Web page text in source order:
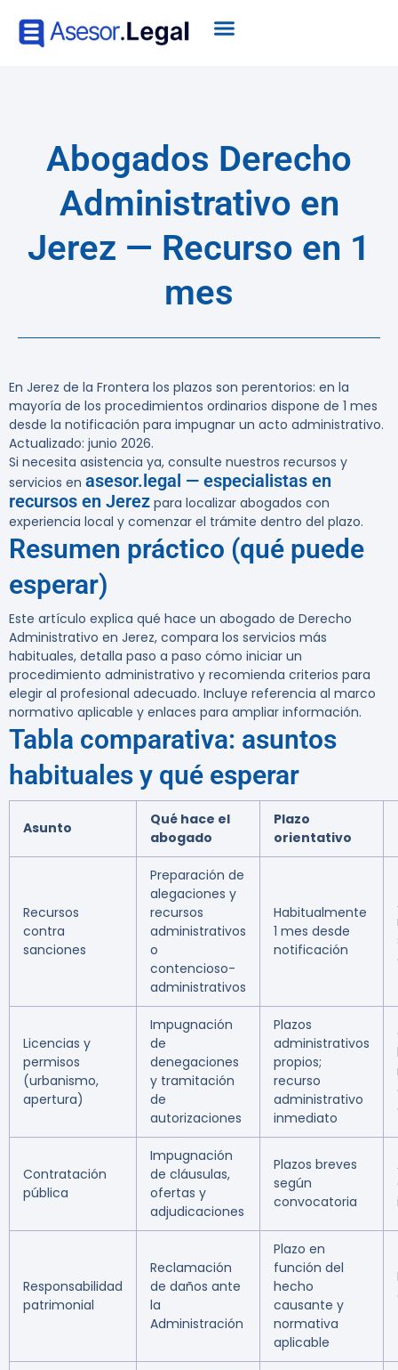
Abogados Derecho
Administrativo en
Jerez — Recurso en 1
mes
En Jerez de la Frontera los plazos son perentorios: en la
mayoría de los procedimientos ordinarios dispone de 1 mes
desde la notificación para impugnar un acto administrativo.
Actualizado: junio 2026.
Si necesita asistencia ya, consulte nuestros recursos y
servicios en asesor.legal — especialistas en
recursos en Jerez para localizar abogados con
experiencia local y comenzar el trámite dentro del plazo.
Resumen práctico (qué puede
esperar)
Este artículo explica qué hace un abogado de Derecho
Administrativo en Jerez, compara los servicios más
habituales, detalla paso a paso cómo iniciar un
procedimiento administrativo y recomienda criterios para
elegir al profesional adecuado. Incluye referencia al marco
normativo aplicable y enlaces para ampliar información.
Tabla comparativa: asuntos
habituales y qué esperar
Asunto
Qué hace el
abogado
Plazo
orientativo
Recursos
contra
sanciones
Preparación de
alegaciones y
recursos
administrativos
o
contencioso-
administrativos
Habitualmente
1 mes desde
notificación
Licencias y
permisos
(urbanismo,
apertura)
Impugnación
de
denegaciones
y tramitación
de
autorizaciones
Plazos
administrativos
propios;
recurso
administrativo
inmediato
Contratación
pública
Impugnación
de cláusulas,
ofertas y
adjudicaciones
Plazos breves
según
convocatoria
Responsabilidad
patrimonial
Reclamación
de daños ante
la
Administración
Plazo en
función del
hecho
causante y
normativa
aplicable